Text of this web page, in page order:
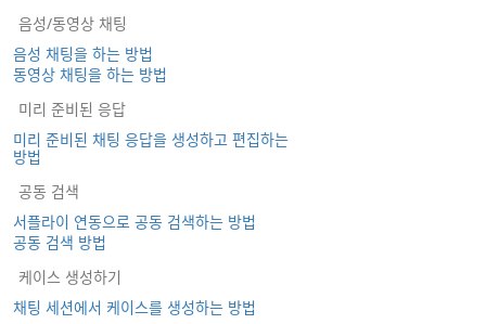
음성/동영상 채팅
음성 채팅을 하는 방법
동영상 채팅을 하는 방법
미리 준비된 응답
미리 준비된 채팅 응답을 생성하고 편집하는
방법
공동 검색
서플라이 연동으로 공동 검색하는 방법
공동 검색 방법
케이스 생성하기
채팅 세션에서 케이스를 생성하는 방법